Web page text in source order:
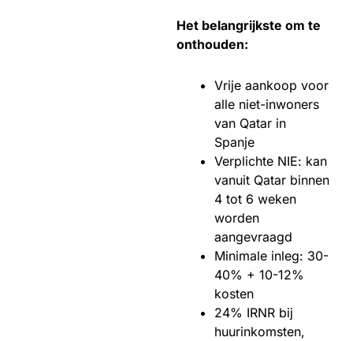
Het belangrijkste om te
onthouden:
Vrije aankoop voor
alle niet-inwoners
van Qatar in
Spanje
Verplichte NIE: kan
vanuit Qatar binnen
4 tot 6 weken
worden
aangevraagd
Minimale inleg: 30-
40% + 10-12%
kosten
24% IRNR bij
huurinkomsten,